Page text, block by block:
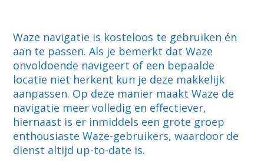
Waze navigatie is kosteloos te gebruiken én
aan te passen. Als je bemerkt dat Waze
onvoldoende navigeert of een bepaalde
locatie niet herkent kun je deze makkelijk
aanpassen. Op deze manier maakt Waze de
navigatie meer volledig en effectiever,
hiernaast is er inmiddels een grote groep
enthousiaste Waze-gebruikers, waardoor de
dienst altijd up-to-date is.